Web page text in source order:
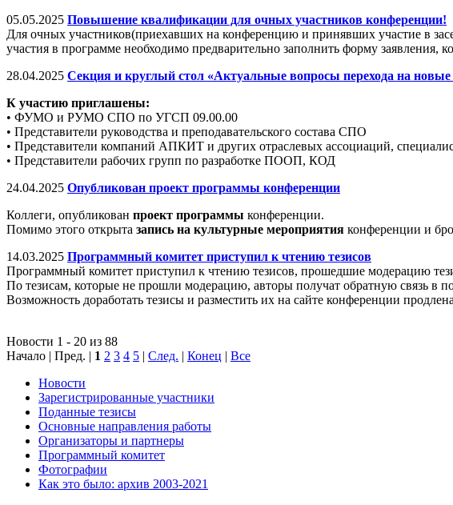
05.05.2025 Повышение квалификации для очных участников конференции!
Для очных участников(приехавших на конференцию и принявших участие в
участия в программе необходимо предварительно заполнить форму заявления,
28.04.2025 Секция и круглый стол «Актуальные вопросы перехода на
К участию приглашены:
• ФУМО и РУМО СПО по УГСП 09.00.00
• Представители руководства и преподавательского состава СПО
• Представители компаний АПКИТ и других отраслевых ассоциаций,
• Представители рабочих групп по разработке ПООП, КОД
24.04.2025 Опубликован проект программы конференции
Коллеги, опубликован проект программы конференции.
Помимо этого открыта запись на культурные мероприятия конференции и
14.03.2025 Программный комитет приступил к чтению тезисов
Программный комитет приступил к чтению тезисов, прошедшие модерацию
По тезисам, которые не прошли модерацию, авторы получат обратную связь в
Возможность доработать тезисы и разместить их на сайте конференции
Новости 1 - 20 из 88
Начало | Пред. | 1 2 3 4 5 | След. | Конец | Все
Новости
Зарегистрированные участники
Поданные тезисы
Основные направления работы
Организаторы и партнеры
Программный комитет
Фотографии
Как это было: архив 2003-2021